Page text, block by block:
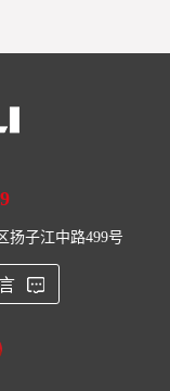
扬子江中路499号